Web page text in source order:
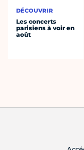
DÉCOUVRIR
Les concerts
parisiens à voir en
août